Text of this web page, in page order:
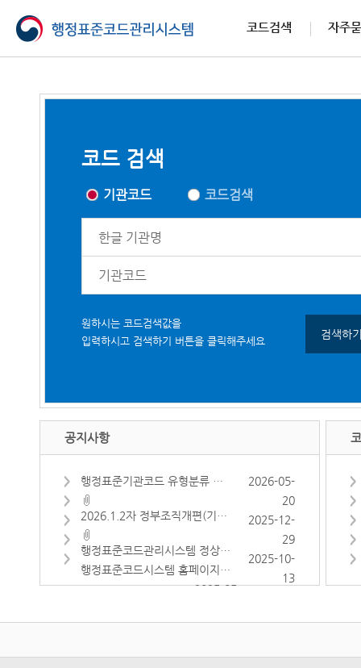
코드검색 자주
코드 검색
기관코드 코드검색
원하시는 코드검색값을
입력하시고 검색하기 버튼을 클릭해주세요
검색하
공지사항
행정표준기관코드 유형분류 추가 안내(2026. 6. 19.~)...
2026-05-
20
2026.1.2자 정부조직개편(기획예산처, 재정경제부) 기...
2025-12-
29
행정표준코드관리시스템 정상운영(2025.10.12)...
2025-10-
13
행정표준코드시스템 홈페이지 작업 안내(5.15(목) 19:...
2025-05-